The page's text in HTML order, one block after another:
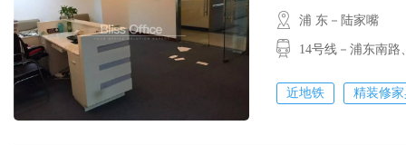
浦 东－陆家嘴
14号线－浦东南路
近地铁 精装修